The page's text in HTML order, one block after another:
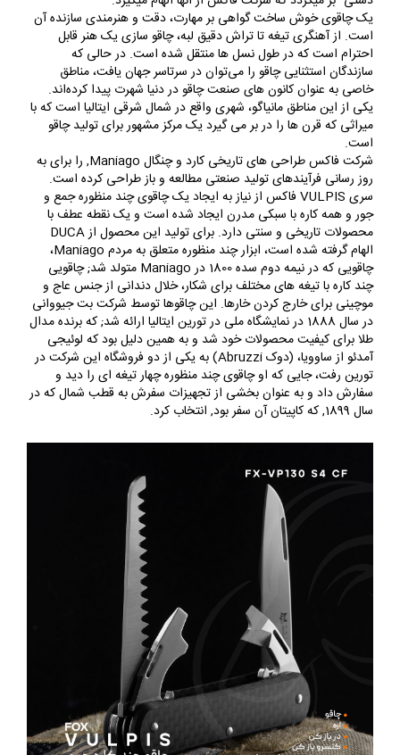
یک چاقوی خوش ساخت گواهی بر مهارت، دقت و هنرمندی سازنده آن
است. از آهنگری تیغه تا تراش دقیق لبه، چاقو سازی یک هنر قابل
احترام است که در طول نسل ها منتقل شده است. در حالی که
سازندگان استثنایی چاقو را می‌توان در سرتاسر جهان یافت، مناطق
خاصی به عنوان کانون‌ های صنعت چاقو در دنیا شهرت پیدا کرده‌اند.
یکی از این مناطق مانیاگو، شهری واقع در شمال شرقی ایتالیا است که با
میراثی که قرن ها را در بر می گیرد یک مرکز مشهور برای تولید چاقو
است.
شرکت فاکس طراحی های تاریخی کارد و چنگال Maniago, را برای به
روز رسانی فرآیندهای تولید صنعتی مطالعه و باز طراحی کرده است.
سری VULPIS فاکس از نیاز به ایجاد یک چاقوی چند منظوره جمع و
جور و همه کاره با سبکی مدرن ایجاد شده است و یک نقطه عطف با
محصولات تاریخی و سنتی دارد. برای تولید این محصول از DUCA
الهام گرفته شده است، ابزار چند منظوره متعلق به مردم Maniago،
چاقویی که در نیمه دوم سده 1800 در Maniago متولد شد; چاقویی
چند کاره با تیغه های مختلف برای شکار، خلال دندانی از جنس عاج و
موچینی برای خارج کردن خارها. این چاقوها توسط شرکت بت جیووانی
در سال 1888 در نمایشگاه ملی در تورین ایتالیا ارائه شد; که برنده مدال
طلا برای کیفیت محصولات خود شد و به همین دلیل بود که لوئیجی
آمدئو از ساوویا، (دوک Abruzzi) به یکی از دو فروشگاه این شرکت در
تورین رفت، جایی که او چاقوی چند منظوره چهار تیغه ای را دید و
سفارش داد و به عنوان بخشی از تجهیزات سفرش به قطب شمال که در
سال 1899, که کاپیتان آن سفر بود, انتخاب کرد.